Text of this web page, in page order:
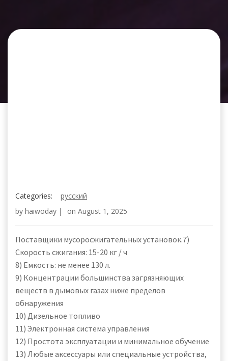
Categories:
русский
by haiwoday | on August 1, 2025
Поставщики мусоросжигательных установок.7)
Скорость сжигания: 15-20 кг / ч
8) Емкость: не менее 130 л.
9) Концентрации большинства загрязняющих
веществ в дымовых газах ниже пределов
обнаружения
10) Дизельное топливо
11) Электронная система управления
12) Простота эксплуатации и минимальное обучение
13) Любые аксессуары или специальные устройства,